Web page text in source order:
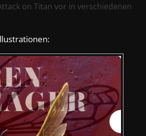
on Titan vor in verschiedenen